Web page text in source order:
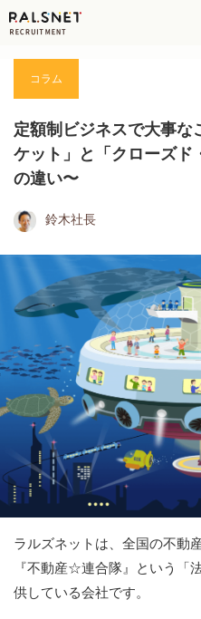
コラム
定額制ビジネスで大事な
ケット」と「クローズド
の違い〜
鈴木社長
ラルズネットは、全国の不動
『不動産☆連合隊』という「
供している会社です。